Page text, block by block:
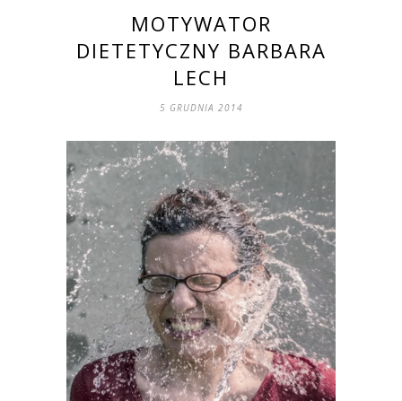
MOTYWATOR
DIETETYCZNY BARBARA
LECH
5 GRUDNIA 2014